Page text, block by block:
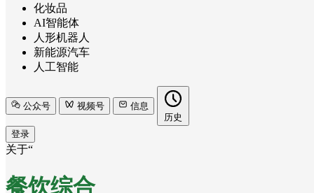
化妆品
AI智能体
人形机器人
新能源汽车
人工智能
公众号 视频号
信息
历史
登录
关于“
餐饮综合